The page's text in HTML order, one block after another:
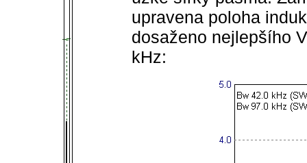
upravena poloha
dosaženo nejlepšího
kHz: